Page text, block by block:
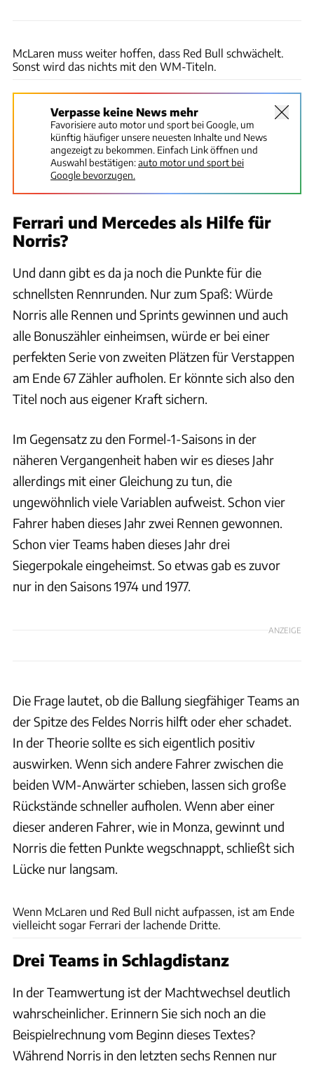
McLaren muss weiter hoffen, dass Red Bull schwächelt.
Sonst wird das nichts mit den WM-Titeln.
Verpasse keine News mehr
Favorisiere auto motor und sport bei Google, um
künftig häufiger unsere neuesten Inhalte und News
angezeigt zu bekommen. Einfach Link öffnen und
Auswahl bestätigen:auto motor und sport bei
Google bevorzugen.
Ferrari und Mercedes als Hilfe für
Norris?
Und dann gibt es da ja noch die Punkte für die
schnellsten Rennrunden. Nur zum Spaß: Würde
Norris alle Rennen und Sprints gewinnen und auch
alle Bonuszähler einheimsen, würde er bei einer
perfekten Serie von zweiten Plätzen für Verstappen
am Ende 67 Zähler aufholen. Er könnte sich also den
Titel noch aus eigener Kraft sichern.
Im Gegensatz zu den Formel-1-Saisons in der
näheren Vergangenheit haben wir es dieses Jahr
allerdings mit einer Gleichung zu tun, die
ungewöhnlich viele Variablen aufweist. Schon vier
Fahrer haben dieses Jahr zwei Rennen gewonnen.
Schon vier Teams haben dieses Jahr drei
Siegerpokale eingeheimst. So etwas gab es zuvor
nur in den Saisons 1974 und 1977.
ANZEIGE
Die Frage lautet, ob die Ballung siegfähiger Teams an
der Spitze des Feldes Norris hilft oder eher schadet.
In der Theorie sollte es sich eigentlich positiv
auswirken. Wenn sich andere Fahrer zwischen die
beiden WM-Anwärter schieben, lassen sich große
Rückstände schneller aufholen. Wenn aber einer
dieser anderen Fahrer, wie in Monza, gewinnt und
Norris die fetten Punkte wegschnappt, schließt sich
Lücke nur langsam.
Wenn McLaren und Red Bull nicht aufpassen, ist am Ende
vielleicht sogar Ferrari der lachende Dritte.
Drei Teams in Schlagdistanz
In der Teamwertung ist der Machtwechsel deutlich
wahrscheinlicher. Erinnern Sie sich noch an die
Beispielrechnung vom Beginn dieses Textes?
Während Norris in den letzten sechs Rennen nur